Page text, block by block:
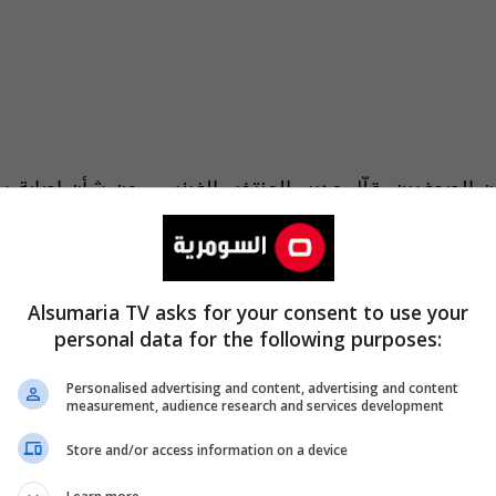
قلّل مدرب المنتخب الفرنسي من شأن إصابة ساليبا
ما نقل موقع "فوت ميركاتو": "إنه هنا، وكل شيء على
التاسعة بالمونديال، رفقة منتخبات السنغال
للحصول على آخر الأخبار والتغطيات الخاصة
Alsumaria TV asks for your consent to use your
personal data for the following purposes:
Personalised advertising and content, advertising and content
measurement, audience research and services development
Store and/or access information on a device